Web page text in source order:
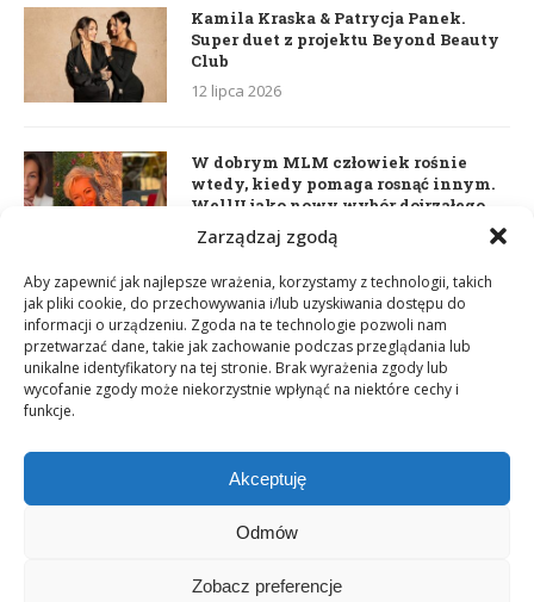
Zarządzaj zgodą
Aby zapewnić jak najlepsze wrażenia, korzystamy z technologii, takich
jak pliki cookie, do przechowywania i/lub uzyskiwania dostępu do
informacji o urządzeniu. Zgoda na te technologie pozwoli nam
przetwarzać dane, takie jak zachowanie podczas przeglądania lub
unikalne identyfikatory na tej stronie. Brak wyrażenia zgody lub
wycofanie zgody może niekorzystnie wpłynąć na niektóre cechy i
funkcje.
Akceptuję
Odmów
Zobacz preferencje
Kamila Kraska & Patrycja Panek.
Super duet z projektu Beyond Beauty
Club
12 lipca 2026
W dobrym MLM człowiek rośnie
wtedy, kiedy pomaga rosnąć innym.
WellU jako nowy wybór dojrzałego
lidera
Daria Dudzik. Kocham Cię
17 kwietnia 2026